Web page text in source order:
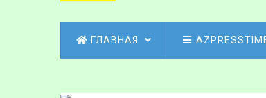
MAIN
NAVIGATION
ГЛАВНАЯ